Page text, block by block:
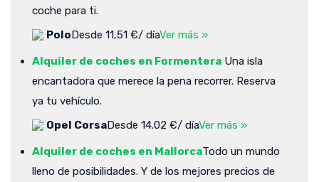
coche para ti.
PoloDesde 11,51 €/ díaVer más »
Alquiler de coches en Formentera Una isla
encantadora que merece la pena recorrer. Reserva
ya tu vehículo.
Opel CorsaDesde 14.02 €/ díaVer más »
Alquiler de coches en MallorcaTodo un mundo
lleno de posibilidades. Y de los mejores precios de